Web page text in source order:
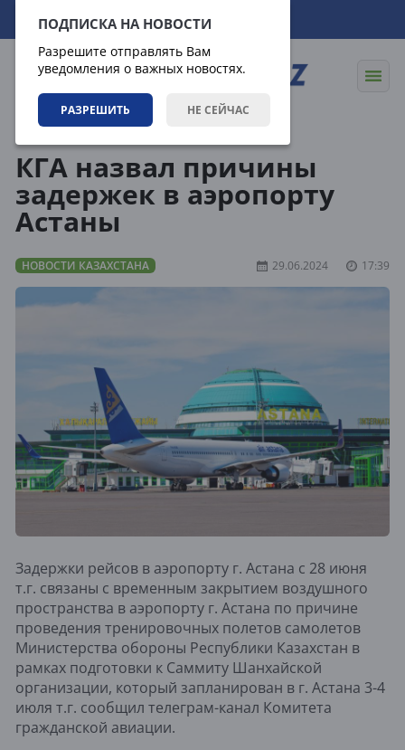
ПОДПИСКА НА НОВОСТИ
Разрешите отправлять Вам
уведомления о важных новостях.
РАЗРЕШИТЬ НЕ СЕЙЧАС
07.08.2026 10:29:19
КГА назвал причины
задержек в аэропорту
Астаны
НОВОСТИ КАЗАХСТАНА 29.06.2024 17:39
Задержки рейсов в аэропорту г. Астана с 28 июня
т.г. связаны с временным закрытием воздушного
пространства в аэропорту г. Астана по причине
проведения тренировочных полетов самолетов
Министерства обороны Республики Казахстан в
рамках подготовки к Саммиту Шанхайской
организации, который запланирован в г. Астана 3-4
июля т.г. сообщил телеграм-канал Комитета
гражданской авиации.